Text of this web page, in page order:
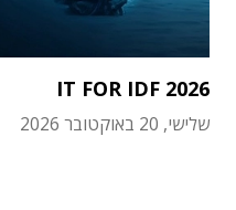
IT FOR IDF 2026
שלישי, 20 באוקטובר 2026